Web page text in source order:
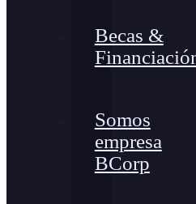
Becas &
Somos
empresa
BCorp